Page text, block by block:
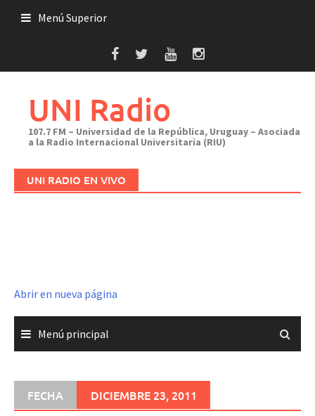
Menú Superior
UNI Radio
107.7 FM – Universidad de la República, Uruguay – Asociada
a la Radio Internacional Universitaria (RIU)
UNI RADIO EN VIVO
Abrir en nueva página
Menú principal
FECHA DICIEMBRE 23, 2011